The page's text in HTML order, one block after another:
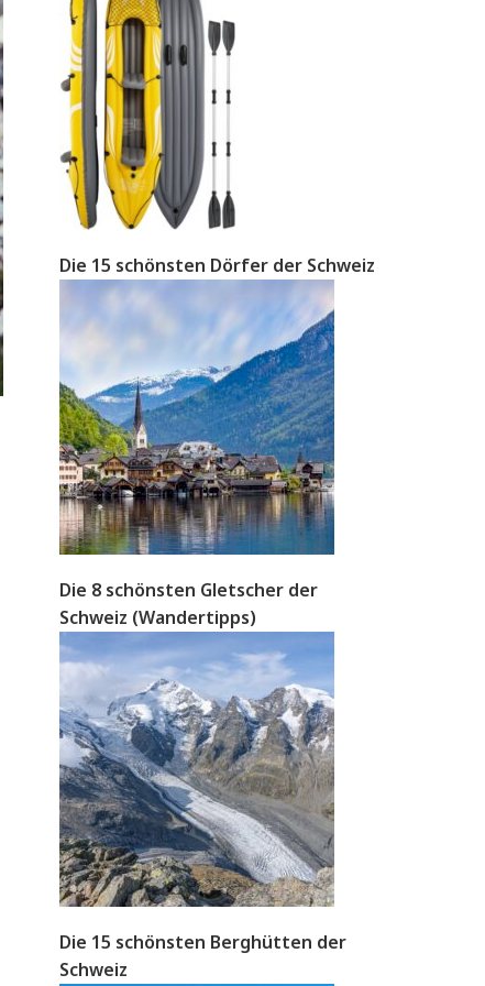
Die 15 schönsten Dörfer der Schweiz
Die 8 schönsten Gletscher der
Schweiz (Wandertipps)
Die 15 schönsten Berghütten der
Schweiz